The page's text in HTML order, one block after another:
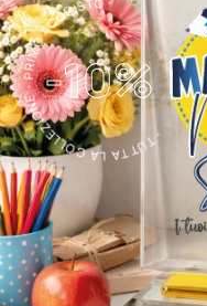
-10%
・TUTTA LA COLLEZIONE・PRIMO ACQUISTO・